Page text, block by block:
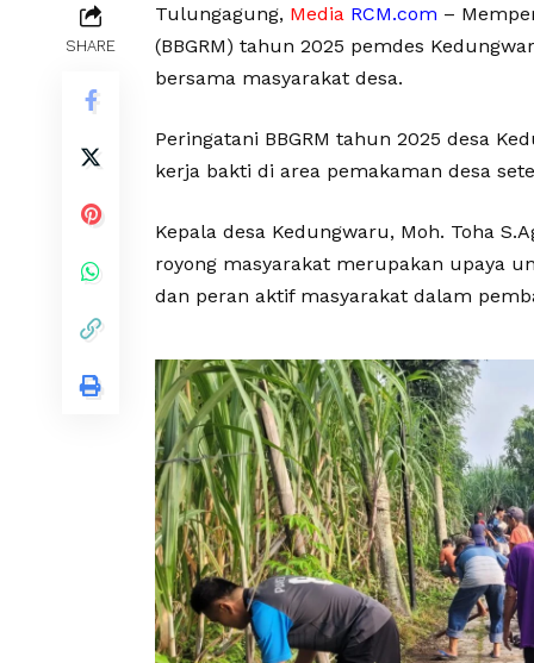
SHARE
Tulungagung, Media RCM.com –
(BBGRM) tahun 2025 pemdes
bersama masyarakat desa.
Peringatani BBGRM tahun 2025 desa
kerja bakti di area pemakaman desa
Kepala desa Kedungwaru, Moh. Toha
royong masyarakat merupakan upaya
dan peran aktif masyarakat dalam